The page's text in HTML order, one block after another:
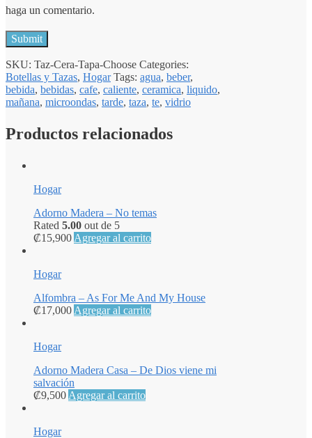
haga un comentario.
SKU: Taz-Cera-Tapa-Choose Categories:
Botellas y Tazas, Hogar Tags: agua, beber,
bebida, bebidas, cafe, caliente, ceramica, liquido,
mañana, microondas, tarde, taza, te, vidrio
Productos relacionados
Hogar
Adorno Madera – No temas
Rated 5.00 out de 5
₡15,900 Agregar al carrito
Hogar
Alfombra – As For Me And My House
₡17,000 Agregar al carrito
Hogar
Adorno Madera Casa – De Dios viene mi
salvación
₡9,500 Agregar al carrito
Hogar